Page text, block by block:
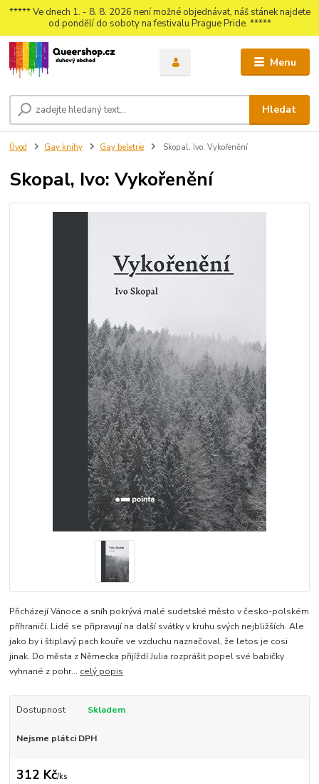
***** Ve dnech 1. - 8. 8. 2026 není možné objednávat, náš stánek najdete
od pondělí do soboty na festivalu Prague Pride. *****
Menu
Hledat
Úvod Gay knihy Gay beletrie Skopal, Ivo: Vykořenění
Skopal, Ivo: Vykořenění
Přicházejí Vánoce a sníh pokrývá malé sudetské město v česko-polském
příhraničí. Lidé se připravují na další svátky v kruhu svých nejbližších. Ale
jako by i štiplavý pach kouře ve vzduchu naznačoval, že letos je cosi
jinak. Do města z Německa přijíždí Julia rozprášit popel své babičky
vyhnané z pohr... celý popis
Dostupnost Skladem
Nejsme plátci DPH
312 Kč/ks